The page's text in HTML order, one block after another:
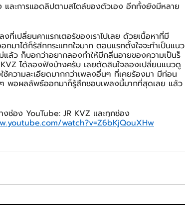
และการแอดลิปตามสไตล์ของตัวเอง อีกทั้งยังมีหลาย
งที่เปลี่ยนคาแรกเตอร์ของเราไปเลย ด้วยเนื้อหาที่มี
าได้ก็รู้สึกกระแทกใจมาก ตอนแรกตั้งใจจะทำเป็นแนว
ล้ว ก็บอกว่าอยากลองทำให้มีกลิ่นอายของความเป็นร็
ได้ลองฟังบ้างครับ เลยตัดสินใจลองเปลี่ยนแนวดู
ช้ความละเอียดมากกว่าเพลงอื่นๆ ที่เคยร้องมา มีท่อน
พอผลลัพธ์ออกมาก็รู้สึกชอบเพลงนี้มากที่สุดเลย แล้ว
งช่อง YouTube: JR KVZ และทุกช่อง
watch?v=Z6bKjQouXHw